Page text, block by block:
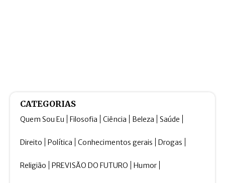
CATEGORIAS
Quem Sou Eu Filosofia Ciência Beleza Saúde
Direito Política Conhecimentos gerais Drogas
Religião PREVISÃO DO FUTURO Humor